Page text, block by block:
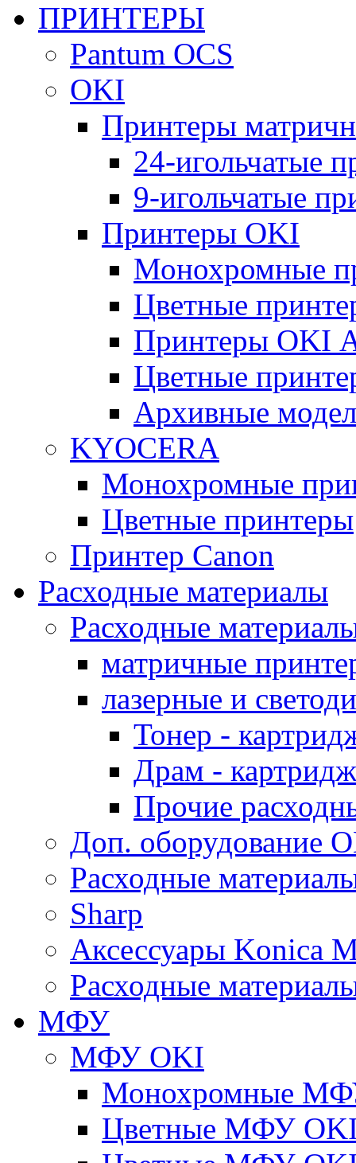
ПРИНТЕРЫ
Pantum OCS
OKI
Принтеры
24-игольчатые
9-игольчатые
Принтеры OKI
Монохромные
Цветные
Принтеры OKI
Цветные
Архивные
KYOCERA
Монохромные
Цветные принтеры
Принтер Canon
Расходные материалы
Расходные
матричные
лазерные и
Тонер -
Драм -
Прочие
Доп. оборудование
Расходные
Sharp
Аксессуары Konica
Расходные
МФУ
МФУ OKI
Монохромные
Цветные МФУ